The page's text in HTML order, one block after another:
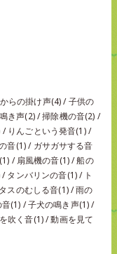
らの掛け声(4) / 子供の
き声(2) / 掃除機の音(2) /
りんごという発音(1) /
音(1) / ガサガサする音
/ 扇風機の音(1) / 船の
タンバリンの音(1) / ト
スのむしる音(1) / 雨の
(1) / 子犬の鳴き声(1) /
吹く音(1) / 動画を見て